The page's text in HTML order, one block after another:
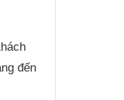
đến